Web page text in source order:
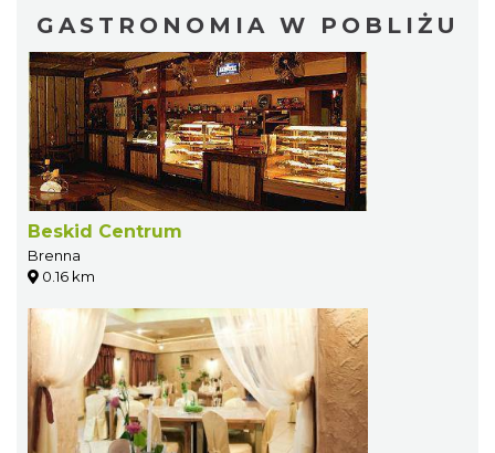
GASTRONOMIA W POBLIŻU
Beskid Centrum
Brenna
0.16 km